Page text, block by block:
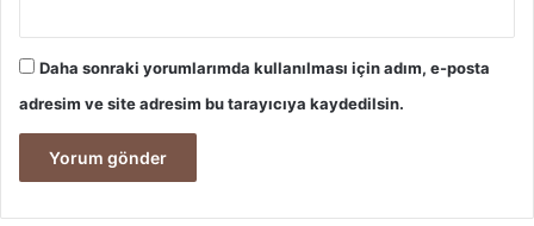
Daha sonraki yorumlarımda kullanılması için adım, e-posta
adresim ve site adresim bu tarayıcıya kaydedilsin.